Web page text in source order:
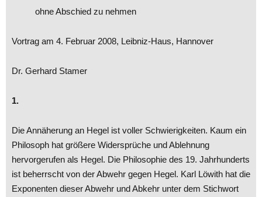
ohne Abschied zu nehmen
Vortrag am 4. Februar 2008, Leibniz-Haus, Hannover
Dr. Gerhard Stamer
1.
Die Annäherung an Hegel ist voller Schwierigkeiten. Kaum ein
Philosoph hat größere Widersprüche und Ablehnung
hervorgerufen als Hegel. Die Philosophie des 19. Jahrhunderts
ist beherrscht von der Abwehr gegen Hegel. Karl Löwith hat die
Exponenten dieser Abwehr und Abkehr unter dem Stichwort